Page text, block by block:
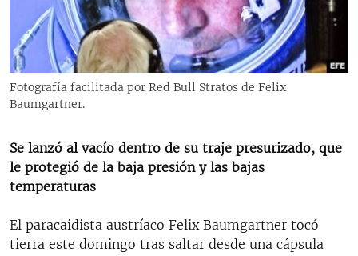
RADIO MARTÍ
ESPECIALES
ESPECIALES
LA REALIDAD DE LA VIVIENDA EN CUBA
KENTU-CUBANO
LOS SANTOS DE HIALEAH
LA INVASIÓN DE RUSIA A UCRANIA
MULTIMEDIA
EDITORIALES
SÍGUENOS
Fotografía facilitada por Red Bull Stratos de Felix
Baumgartner.
Se lanzó al vacío dentro de su traje presurizado, que
le protegió de la baja presión y las bajas
temperaturas
El paracaidista austríaco Felix Baumgartner tocó
tierra este domingo tras saltar desde una cápsula